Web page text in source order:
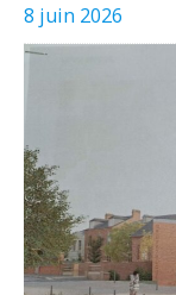
8 juin 2026